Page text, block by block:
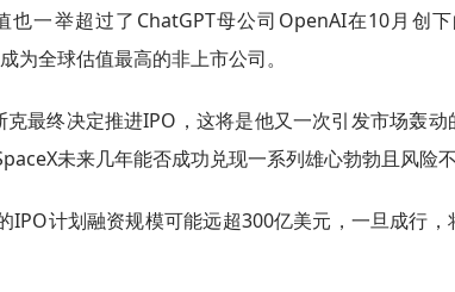
也一举超过了ChatGPT母公司OpenAI在10月创
为全球估值最高的非上市公司。
克最终决定推进IPO，这将是他又一次引发市场轰
未来几年能否成功兑现一系列雄心勃勃且风险不
IPO计划融资规模可能远超300亿美元，一旦成行